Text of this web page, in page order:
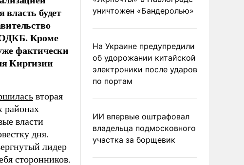
будет
ОДКБ. Кроме
фактически
Киргизии
вторая
районах
власти
дня.
лидер
сторонников.
уничтожен «Бандеролью»
На Украине предупредили
об удорожании китайской
электроники после ударов
по портам
ИИ впервые оштрафовал
владельца подмосковного
участка за борщевик